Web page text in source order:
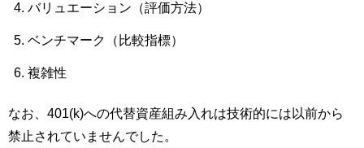
バリュエーション（評価方法）
ベンチマーク（比較指標）
複雑性
なお、401(k)への代替資産組み入れは技術的には以前から
禁止されていませんでした。